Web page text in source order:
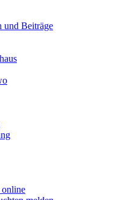
und Beiträge
online